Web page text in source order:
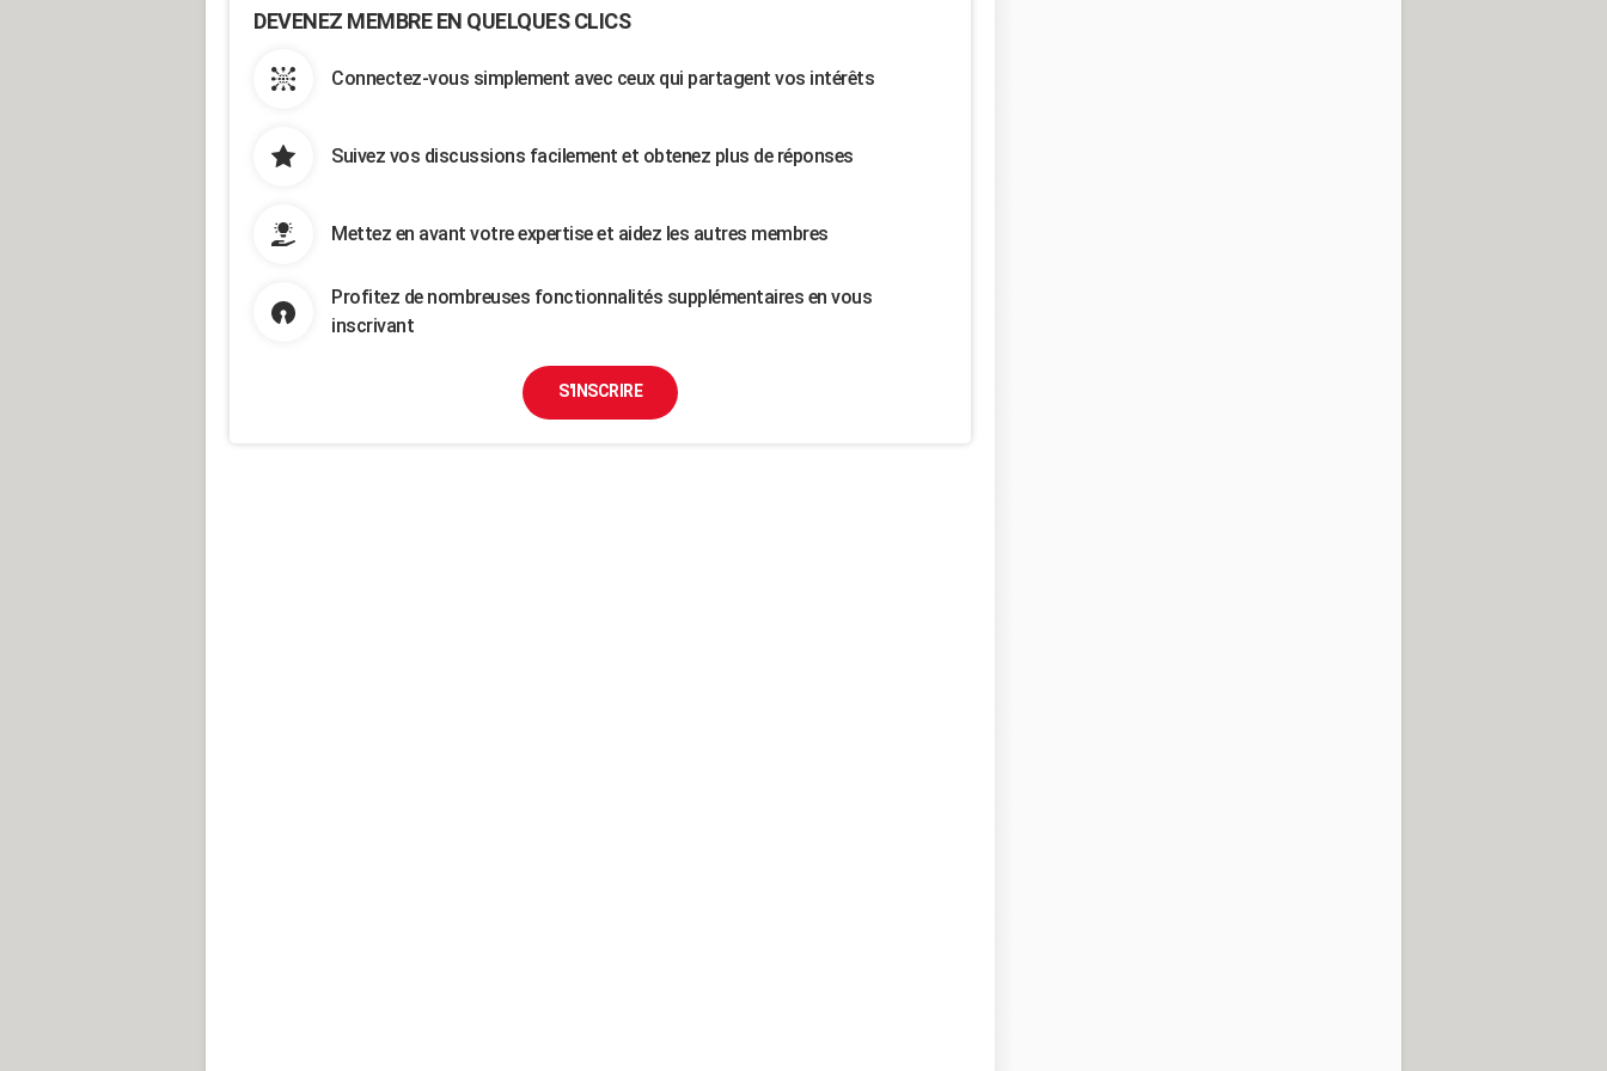
DEVENEZ MEMBRE EN QUELQUES CLICS
Connectez-vous simplement avec ceux qui partagent vos intérêts
Suivez vos discussions facilement et obtenez plus de réponses
Mettez en avant votre expertise et aidez les autres membres
Profitez de nombreuses fonctionnalités supplémentaires en vous
inscrivant
S'INSCRIRE